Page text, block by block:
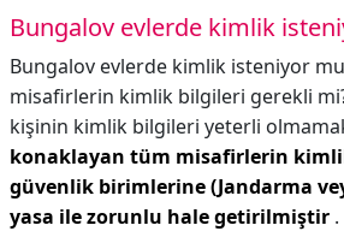
Bungalov evlerde kimlik
Bungalov evlerde kimlik isteniyor
misafirlerin kimlik bilgileri gerekli
kişinin kimlik bilgileri yeterli
konaklayan tüm misafirlerin
güvenlik birimlerine (Jandarma
yasa ile zorunlu hale getirilmiştir .